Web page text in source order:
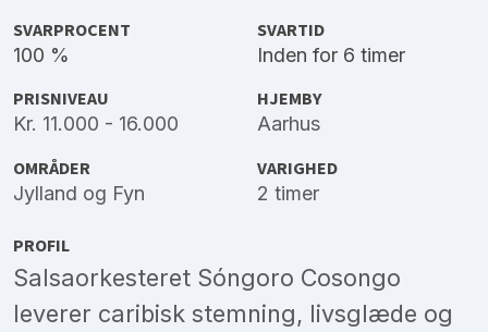
SVARPROCENT
100 %
SVARTID
Inden for 6 timer
PRISNIVEAU
Kr. 11.000 - 16.000
HJEMBY
Aarhus
OMRÅDER
Jylland og Fyn
VARIGHED
2 timer
PROFIL
Salsaorkesteret Sóngoro Cosongo
leverer caribisk stemning, livsglæde og